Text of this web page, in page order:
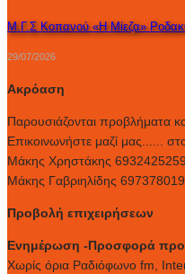
Μ.Γ.Σ Κοπανού «Η Μίεζα»
29/07/2026
Ακρόαση
Παρουσιάζονται προβλήματα
Επικοινωνήστε μαζί μας......
Μάκης Χρηστάκης 6932425259
Μάκης Γαβριηλίδης
Προβολή επιχειρήσεων
Ενημέρωση -Προσφορά
Xωρίς όρια Ραδιόφωνο fm,